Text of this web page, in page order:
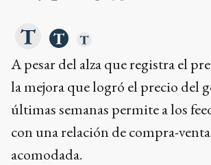
A pesar del alza que registra el
la mejora que logró el precio del
últimas semanas permite a los
con una relación de compra-
acomodada.